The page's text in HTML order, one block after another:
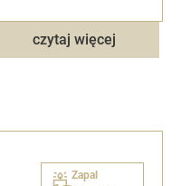
czytaj więcej
Zapal